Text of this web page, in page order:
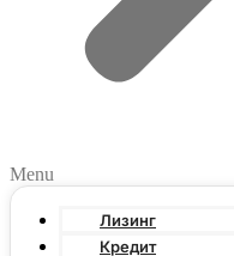
Menu
Лизинг
Кредит